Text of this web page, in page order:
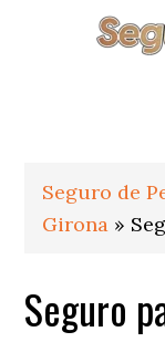
Seguro de
Girona »
Seguro